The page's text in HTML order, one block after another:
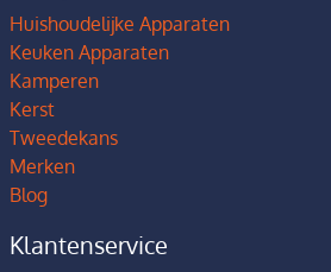
Huishoudelijke Apparaten
Keuken Apparaten
Kamperen
Kerst
Tweedekans
Merken
Blog
Klantenservice